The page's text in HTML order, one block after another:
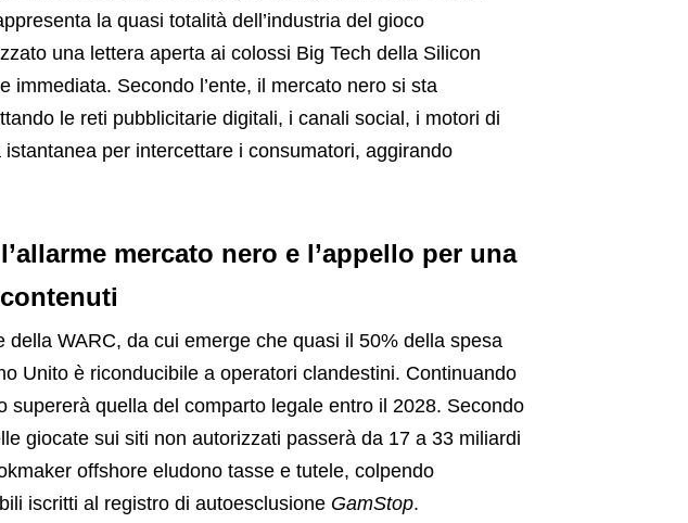
la quasi totalità dell’industria del gioco
una lettera aperta ai colossi Big Tech della Silicon
immediata. Secondo l’ente, il mercato nero si sta
le reti pubblicitarie digitali, i canali social, i motori di
per intercettare i consumatori, aggirando
mercato nero e l’appello per una
della WARC, da cui emerge che quasi il 50% della spesa
Unito è riconducibile a operatori clandestini. Continuando
supererà quella del comparto legale entro il 2028. Secondo
giocate sui siti non autorizzati passerà da 17 a 33 miliardi
offshore eludono tasse e tutele, colpendo
iscritti al registro di autoesclusione GamStop.